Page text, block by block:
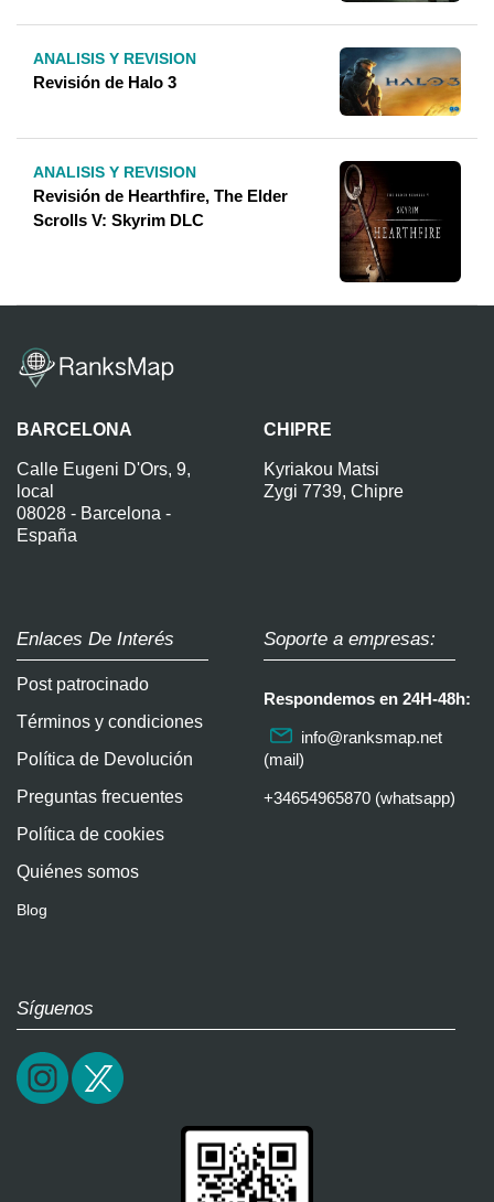
ANALISIS Y REVISION
Revisión de Halo 3
ANALISIS Y REVISION
Revisión de Hearthfire, The Elder
Scrolls V: Skyrim DLC
BARCELONA
Calle Eugeni D'Ors, 9,
local
08028 - Barcelona -
España
CHIPRE
Kyriakou Matsi
Zygi 7739, Chipre
Enlaces De Interés
Post patrocinado
Términos y condiciones
Política de Devolución
Preguntas frecuentes
Política de cookies
Quiénes somos
Blog
Soporte a empresas:
Respondemos en 24H-48h:
info@ranksmap.net
(mail)
+34654965870 (whatsapp)
Síguenos